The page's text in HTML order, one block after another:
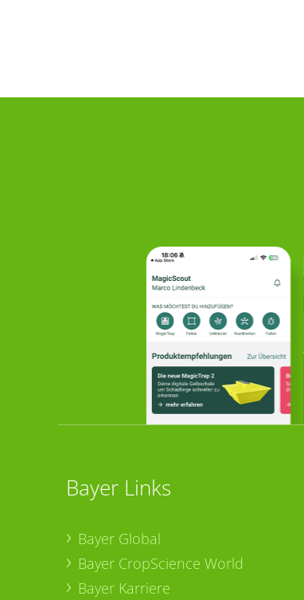
Bayer Links
Bayer Global
Bayer CropScience World
Bayer Karriere